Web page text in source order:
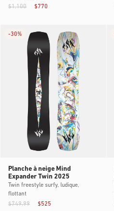
$770
$1,100
Planche à neige Mind
Expander Twin 2025
Twin freestyle surfy, ludique,
flottant
$525
$749.99
-30%